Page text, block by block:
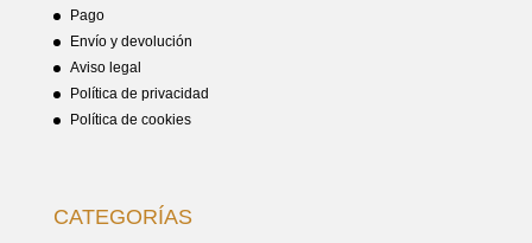
Pago
Envío y devolución
Aviso legal
Política de privacidad
Política de cookies
CATEGORÍAS